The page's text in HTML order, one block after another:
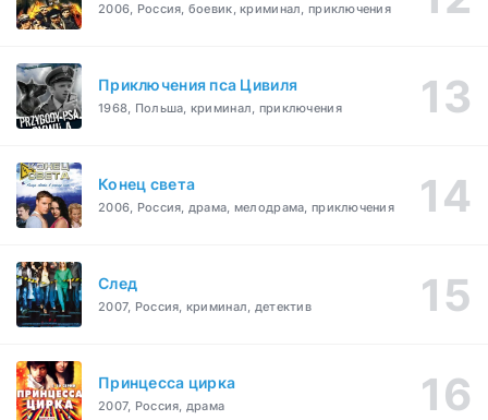
2006, Россия, боевик, криминал, приключения
Приключения пса Цивиля
1968, Польша, криминал, приключения
Конец света
2006, Россия, драма, мелодрама, приключения
След
2007, Россия, криминал, детектив
Принцесса цирка
2007, Россия, драма